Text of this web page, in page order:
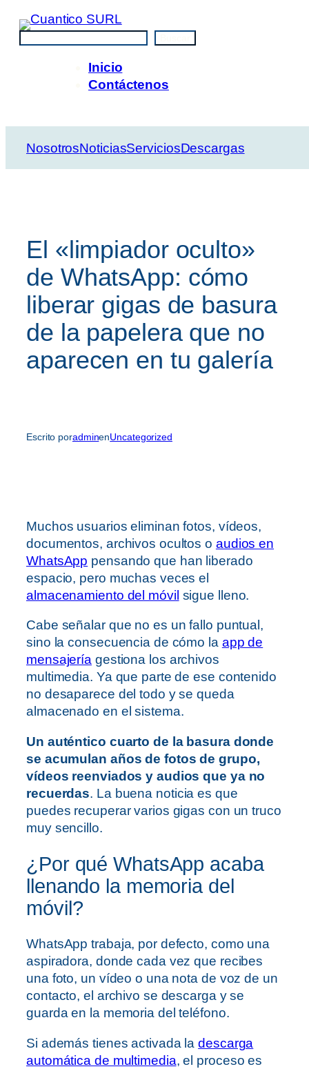
Saltar
contenido
Inicio
Contáctenos
NosotrosNoticiasServiciosDescargas
El «limpiador oculto»
de WhatsApp: cómo
liberar gigas de basura
de la papelera que no
aparecen en tu galería
Escrito poradminenUncategorized
Muchos usuarios eliminan fotos, vídeos,
documentos, archivos ocultos o audios en
WhatsApp pensando que han liberado
espacio, pero muchas veces el
almacenamiento del móvil sigue lleno.
Cabe señalar que no es un fallo puntual,
sino la consecuencia de cómo la app de
mensajería gestiona los archivos
multimedia. Ya que parte de ese contenido
no desaparece del todo y se queda
almacenado en el sistema.
Un auténtico cuarto de la basura donde
se acumulan años de fotos de grupo,
vídeos reenviados y audios que ya no
recuerdas. La buena noticia es que
puedes recuperar varios gigas con un truco
muy sencillo.
¿Por qué WhatsApp acaba
llenando la memoria del
móvil?
WhatsApp trabaja, por defecto, como una
aspiradora, donde cada vez que recibes
una foto, un vídeo o una nota de voz de un
contacto, el archivo se descarga y se
guarda en la memoria del teléfono.
Si además tienes activada ladescarga
automática de multimedia, el proceso es